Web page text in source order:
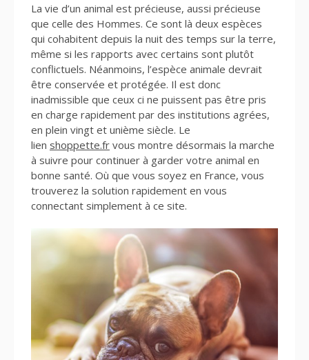
La vie d’un animal est précieuse, aussi précieuse
que celle des Hommes. Ce sont là deux espèces
qui cohabitent depuis la nuit des temps sur la terre,
même si les rapports avec certains sont plutôt
conflictuels. Néanmoins, l’espèce animale devrait
être conservée et protégée. Il est donc
inadmissible que ceux ci ne puissent pas être pris
en charge rapidement par des institutions agrées,
en plein vingt et unième siècle. Le
lien shoppette.fr vous montre désormais la marche
à suivre pour continuer à garder votre animal en
bonne santé. Où que vous soyez en France, vous
trouverez la solution rapidement en vous
connectant simplement à ce site.